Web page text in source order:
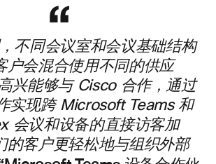
不同会议室和会议基础结构
户会混合使用不同的供应
兴能够与 Cisco 合作，通过
实现跨 Microsoft Teams 和
会议和设备的直接访客加
的客户更轻松地与组织外部